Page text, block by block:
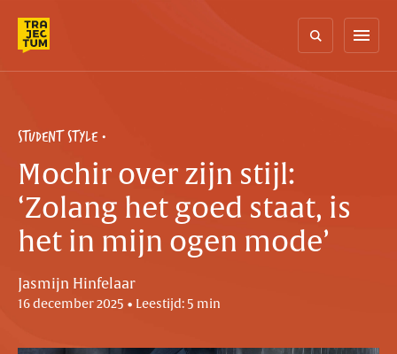
content
menu
STUDENT STYLE
Mochir over zijn stijl:
‘Zolang het goed staat, is
het in mijn ogen mode’
Jasmijn Hinfelaar
16 december 2025 • Leestijd: 5 min